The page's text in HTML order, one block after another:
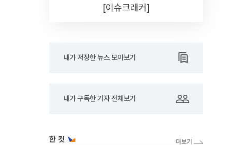
[이슈크래커]
내가 저장한 뉴스 모아보기
내가 구독한 기자 전체보기
한 컷